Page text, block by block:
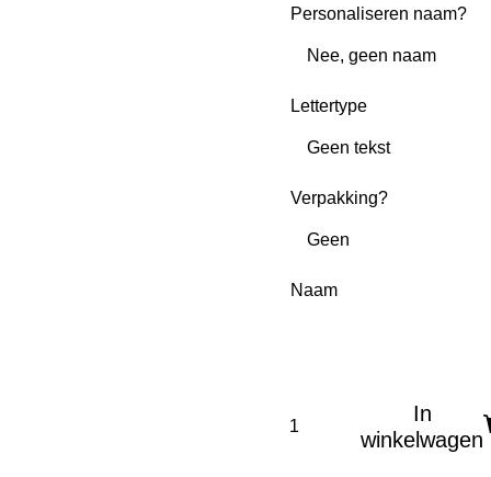
Personaliseren naam?
Lettertype
Verpakking?
Naam
In
winkelwagen